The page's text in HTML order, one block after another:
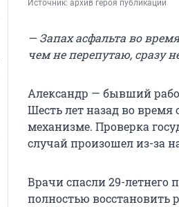
Источник: архив героя публикации
— Запах асфальта во
чем не перепутаю, сразу
Александр — бывший
Шесть лет назад во
механизме. Проверка
случай произошел из-за
Врачи спасли 29-летнего
полностью восстановить